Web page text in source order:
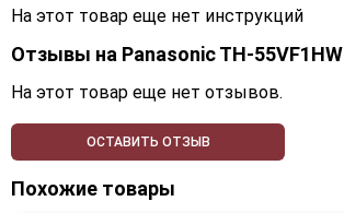
На этот товар еще нет инструкций
Отзывы на Panasonic TH-55VF1HW
На этот товар еще нет отзывов.
ОСТАВИТЬ ОТЗЫВ
Похожие товары